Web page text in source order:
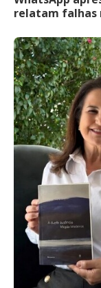
relatam falhas